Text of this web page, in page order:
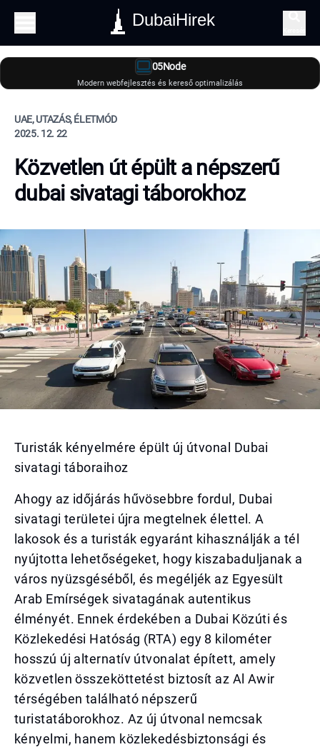
DubaiHirek
05Node
Modern webfejlesztés és kereső optimalizálás
UAE, UTAZÁS, ÉLETMÓD
2025. 12. 22
Közvetlen út épült a népszerű
dubai sivatagi táborokhoz
Turisták kényelmére épült új útvonal Dubai
sivatagi táboraihoz
Ahogy az időjárás hűvösebbre fordul, Dubai
sivatagi területei újra megtelnek élettel. A
lakosok és a turisták egyaránt kihasználják a tél
nyújtotta lehetőségeket, hogy kiszabaduljanak a
város nyüzsgéséből, és megéljék az Egyesült
Arab Emírségek sivatagának autentikus
élményét. Ennek érdekében a Dubai Közúti és
Közlekedési Hatóság (RTA) egy 8 kilométer
hosszú új alternatív útvonalat épített, amely
közvetlen összeköttetést biztosít az Al Awir
térségében található népszerű
turistatáborokhoz. Az új útvonal nemcsak
kényelmi, hanem közlekedésbiztonsági és